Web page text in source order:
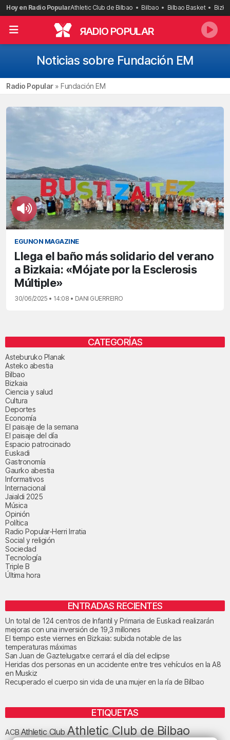
Saltar
al
contenido
Hoy en Radio PopularAthletic Club de Bilbao Bilbao Bilbao Basket
RADIO POPULAR
Noticias sobre Fundación EM
Radio Popular» Fundación EM
EGUNON MAGAZINE
Llega el baño más solidario del verano
a Bizkaia: «Mójate por la Esclerosis
Múltiple»
30/06/2025 • 14:08 • DANI GUERREIRO
CATEGORÍAS
Asteburuko Planak
Asteko abestia
Bilbao
Bizkaia
Ciencia y salud
Cultura
Deportes
Economía
El paisaje de la semana
El paisaje del día
Espacio patrocinado
Euskadi
Gastronomía
Gaurko abestia
Informativos
Internacional
Jaialdi 2025
Música
Opinión
Política
Radio Popular-Herri Irratia
Social y religión
Sociedad
Tecnología
Triple B
Última hora
ENTRADAS RECIENTES
Un total de 124 centros de Infantil y Primaria de Euskadi realizarán
mejoras con una inversión de 19,3 millones
El tiempo este viernes en Bizkaia: subida notable de las
temperaturas máximas
San Juan de Gaztelugatxe cerrará el día del eclipse
Heridas dos personas en un accidente entre tres vehículos en la A8
en Muskiz
Recuperado el cuerpo sin vida de una mujer en la ría de Bilbao
ETIQUETAS
ACBAthletic ClubAthletic Club de Bilbao